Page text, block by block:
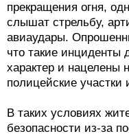
прекращения огня,
слышат стрельбу,
авиаудары.
что такие инциденты
характер и нацелены
полицейские
В таких условиях
безопасности из-за